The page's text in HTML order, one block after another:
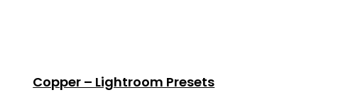
Copper – Lightroom Presets